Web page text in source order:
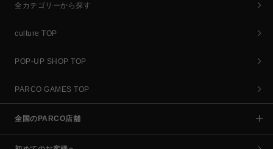
全カテゴリーから探す
culture TOP
POP-UP SHOP TOP
PARCO GAMES TOP
全国のPARCO店舗